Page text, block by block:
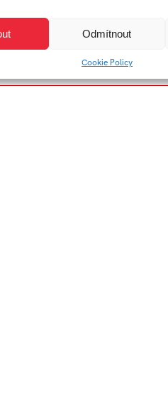
Odmítnout
Cookie Policy